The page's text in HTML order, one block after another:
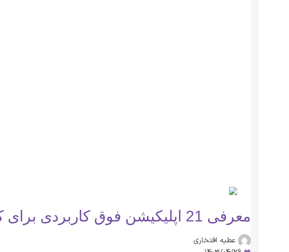
معرفی 21 اپلیکیشن فوق کاربردی برای کاربران اندروید
عطیه افتخاری